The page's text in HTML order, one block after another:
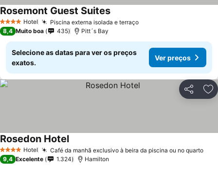
4 EstrelasHotel Piscina externa isolada e terraço
Rosemont Guest Suites
8,4 Muito boa 435 Pitt´s Bay
Selecione as datas para ver os preços
exatos.
Ver preços
Partilhar
4 EstrelasHotel Café da manhã exclusivo à beira da piscina ou no quarto
Rosedon Hotel
9,4 Excelente 1.324 Hamilton